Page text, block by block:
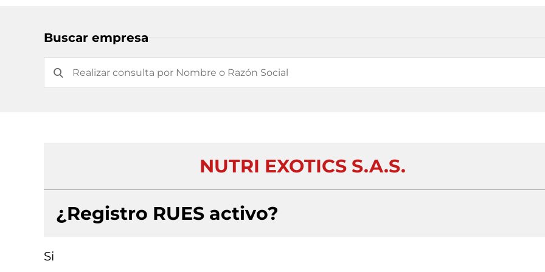
Buscar empresa
NUTRI EXOTICS S.A.S.
¿Registro RUES activo?
Si